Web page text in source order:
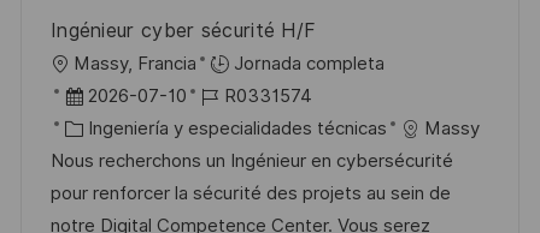
u
b
l
i
c
a
e
o
í
a
Ingénieur cyber sécurité H/F
U
b
c
a
c
Massy, Francia
Jornada completa
F
e
c
h
a
2026-07-10
I
D
d
e
e
R0331574
C
a
t
e
Ingeniería y especialidades técnicas
Massy
Nous recherchons un Ingénieur en cybersécurité
pour renforcer la sécurité des projets au sein de
notre Digital Competence Center. Vous serez